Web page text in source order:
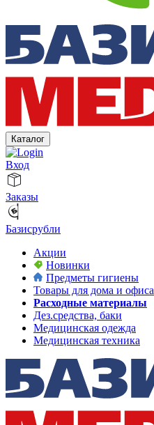
Каталог
Вход
Заказы
Базисрубли
Акции
Новинки
Предметы гигиены
Товары для дома и офиса
Расходные материалы
Дез.средства, баки
Медицинская одежда
Медицинская техника